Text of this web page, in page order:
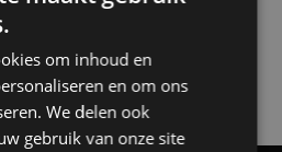
dan de technisch
AWD, die minimaal
berichten
om inhoud en
en om ons
We delen ook
gebruik van onze site